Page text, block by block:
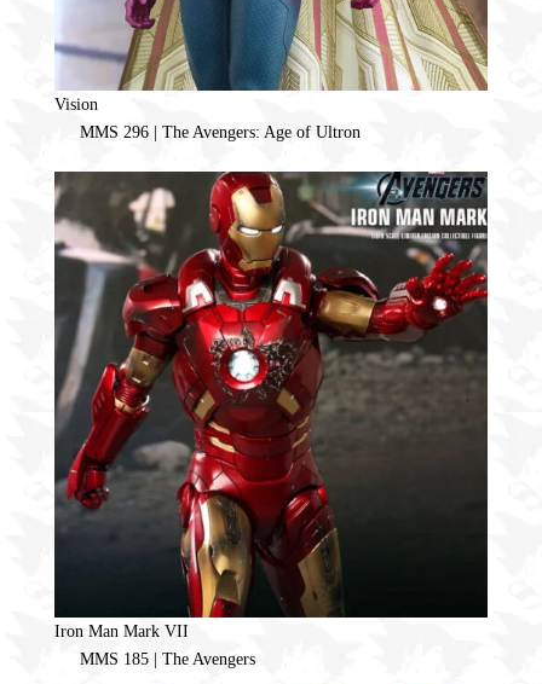
Vision
MMS 296 | The Avengers: Age of Ultron
Iron Man Mark VII
MMS 185 | The Avengers